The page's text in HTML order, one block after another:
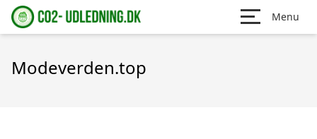
Menu
Modeverden.top